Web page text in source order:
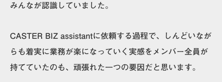
みんなが認識していました。
CASTER BIZ assistantに依頼する過程で、しんどいなが
らも着実に業務が楽になっていく実感をメンバー全員が
持てていたのも、頑張れた一つの要因だと思います。